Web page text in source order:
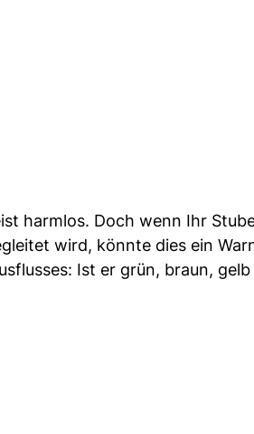
harmlos. Doch wenn Ihr
wird, könnte dies ein
Ist er grün, braun,